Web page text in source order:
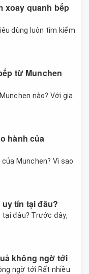
xoay quanh bếp
dùng luôn tìm kiếm
từ Munchen
nào? Với gia
hành của
Munchen? Vì sao
tín tại đâu?
tại đâu? Trước đây,
không ngờ tới
ngờ tới Rất nhiều